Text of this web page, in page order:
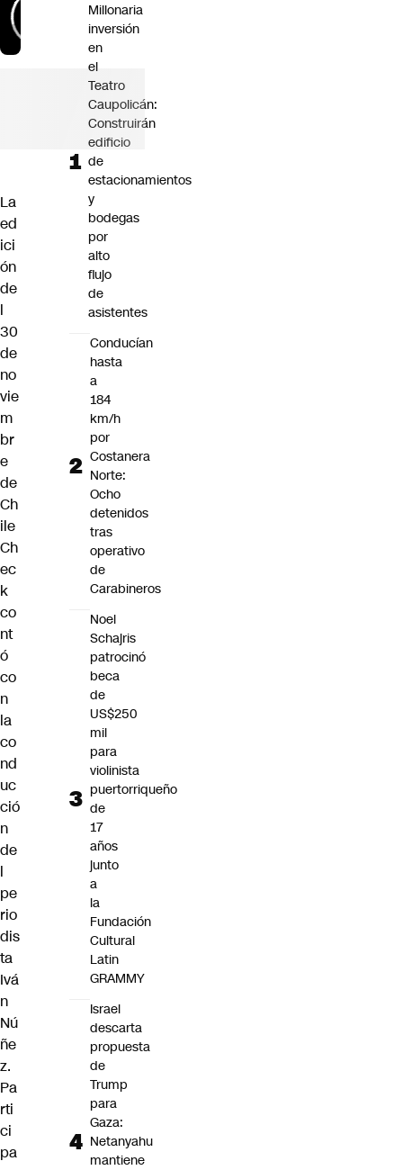
La
ed
ici
ón
de
l
30
de
no
vie
m
br
e
de
Ch
ile
Ch
ec
k
co
nt
ó
co
n
la
co
nd
uc
ció
n
de
l
pe
rio
dis
ta
Ivá
n
Nú
ñe
z.
Pa
rti
ci
pa
Millonaria
inversión
en
el
Teatro
Caupolicán:
Construirán
edificio
de
estacionamientos
y
bodegas
por
alto
flujo
de
asistentes
Conducían
hasta
a
184
km/h
por
Costanera
Norte:
Ocho
detenidos
tras
operativo
de
Carabineros
Noel
Schajris
patrocinó
beca
de
US$250
mil
para
violinista
puertorriqueño
de
17
años
junto
a
la
Fundación
Cultural
Latin
GRAMMY
Israel
descarta
propuesta
de
Trump
para
Gaza:
Netanyahu
mantiene